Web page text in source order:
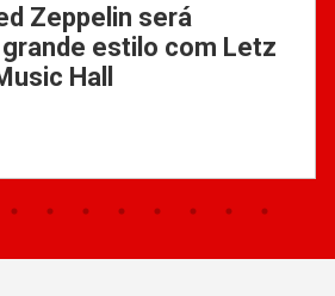
Zeppelin será
estilo com Letz
Hall